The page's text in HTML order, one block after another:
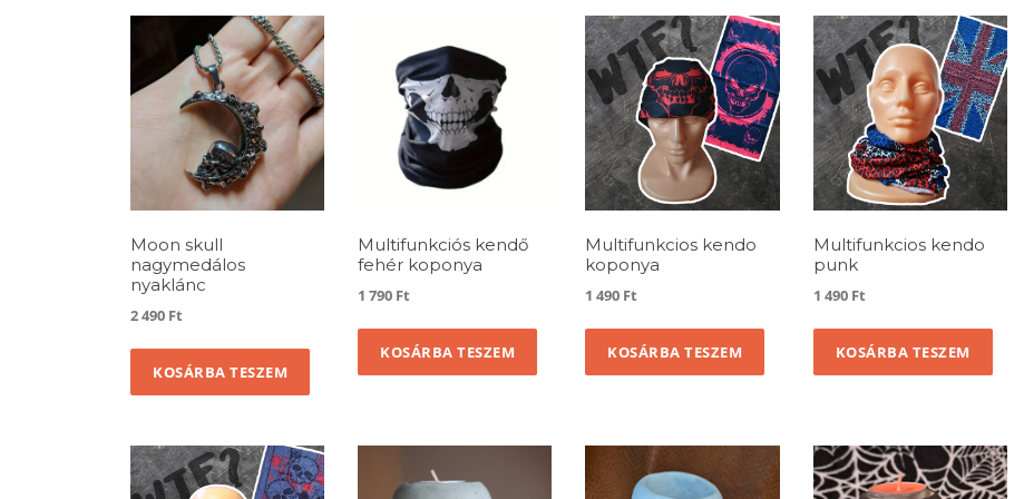
Moon skull
nagymedálos
nyaklánc
2 490 Ft
KOSÁRBA TESZEM
Multifunkciós kendő
fehér koponya
1 790 Ft
KOSÁRBA TESZEM
Multifunkcios kendo
koponya
1 490 Ft
KOSÁRBA TESZEM
Multifunkcios kendo
punk
1 490 Ft
KOSÁRBA TESZEM